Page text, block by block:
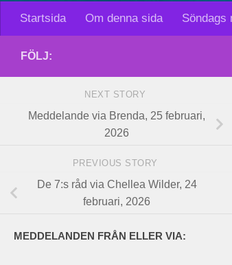
Startsida Om denna sida Söndags
FÖLJ:
NEXT STORY
Meddelande via Brenda, 25 februari,
2026
PREVIOUS STORY
De 7:s råd via Chellea Wilder, 24
februari, 2026
MEDDELANDEN FRÅN ELLER VIA: